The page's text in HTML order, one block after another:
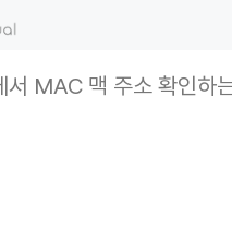
MAC 맥 주소 확인하